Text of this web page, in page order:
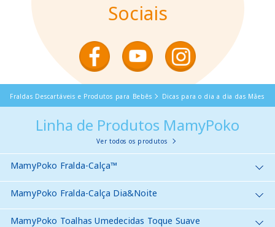
Sociais
Fraldas Descartáveis e Produtos para Bebês Dicas para o dia a dia das Mães
Linha de Produtos MamyPoko
Ver todos os produtos
MamyPoko Fralda-Calça™
MamyPoko Fralda-Calça Dia&Noite
MamyPoko Toalhas Umedecidas Toque Suave